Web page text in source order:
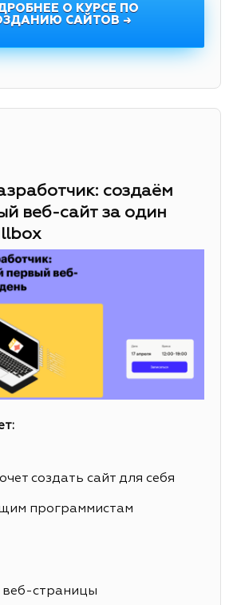
О КУРСЕ ПО
САЙТОВ →
создаём
веб-сайт за один
создать сайт для себя
программистам
веб-страницы